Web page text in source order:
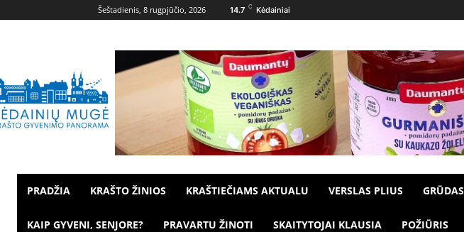
Šeštadienis, 8 rugpjūčio, 2026 14.7 C Kėdainiai
PRADŽIA KRAŠTO ŽINIOS KRAŠTIEČIAMS AKTUALU VERSLAS PLIUS GRŪDAS
KAIP GYVENI, SENJORE? PRAVARTU ŽINOTI SKAITYTOJAI KLAUSIA POŽIŪRIS